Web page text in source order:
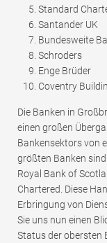
Standard
Santander UK
Bundesweite
Schroders
Enge Brüder
Coventry
Die Banken in
einen großen
Bankensektors von
größten Banken
Royal Bank of
Chartered. Diese
Erbringung von
Sie uns nun einen
Status der obersten